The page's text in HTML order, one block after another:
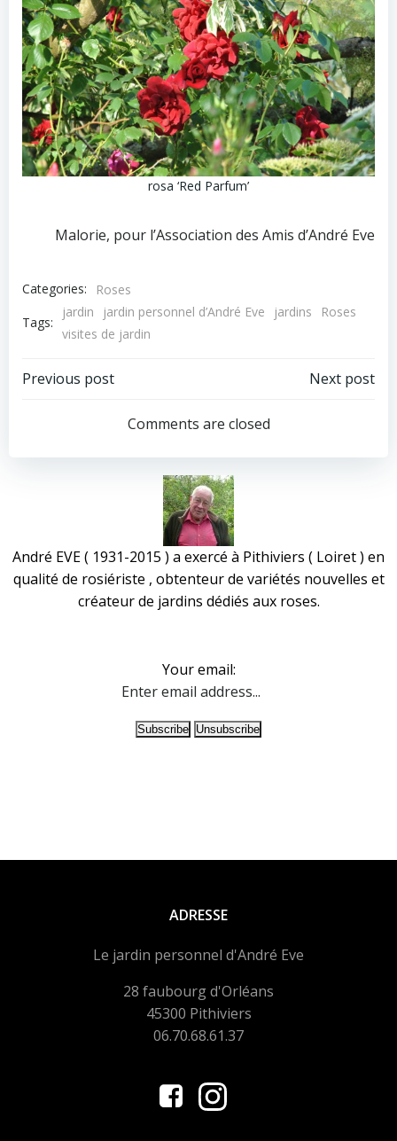
rosa ‘Red Parfum’
Malorie, pour l’Association des Amis d’André Eve
Categories:
Roses
Tags:
jardin jardin personnel d’André Eve jardins
Roses
visites de jardin
Post
navigation
Previous post
navigation
Next post
Comments are closed
André EVE ( 1931-2015 ) a exercé à Pithiviers ( Loiret ) en
qualité de rosiériste , obtenteur de variétés nouvelles et
créateur de jardins dédiés aux roses.
Your email:
ADRESSE
Le jardin personnel d'André Eve
28 faubourg d'Orléans
45300 Pithiviers
06.70.68.61.37